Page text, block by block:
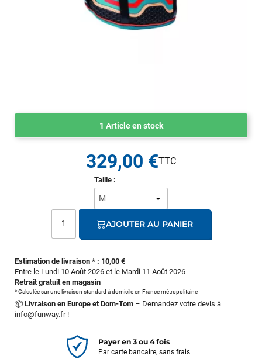
1 Article en stock
Estimation de livraison * : 10,00 €
Entre le Lundi 10 Août 2026 et le Mardi 11 Août 2026
Retrait gratuit en magasin
* Calculée sur une livraison standard à domicile en France métropolitaine
📦 Livraison en Europe et Dom-Tom – Demandez votre devis à
info@funway.fr!
Taille :
329,00 €
AJOUTER AU PANIER
Payer en 3 ou 4 fois
Par carte bancaire, sans frais